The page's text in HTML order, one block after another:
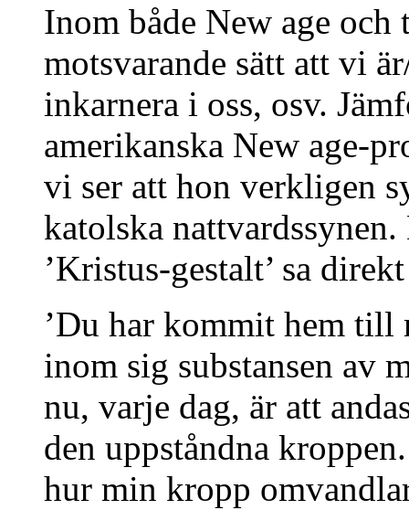
Inom både New age och
motsvarande sätt att vi
inkarnera i oss, osv.
amerikanska New age-
vi ser att hon verkligen
katolska
’Kristus-gestalt’ sa
’Du har kommit hem
inom sig substansen av
nu, varje dag, är att
den uppståndna
hur min kropp